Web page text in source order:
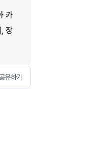
카
장
유하기